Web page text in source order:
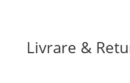
Livrare &